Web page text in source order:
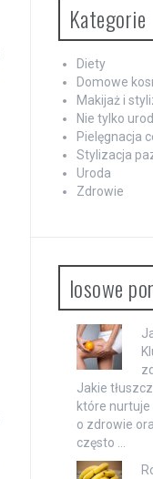
Kategorie
Diety
Domowe
Makijaż i
Nie tylko
Pielęgnacja
Stylizacja
Uroda
Zdrowie
losowe
Jakie
które
o zdrowie
często …